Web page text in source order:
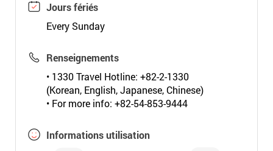
Jours fériés
Every Sunday
Renseignements
• 1330 Travel Hotline: +82-2-1330
(Korean, English, Japanese, Chinese)
• For more info: +82-54-853-9444
Informations utilisation